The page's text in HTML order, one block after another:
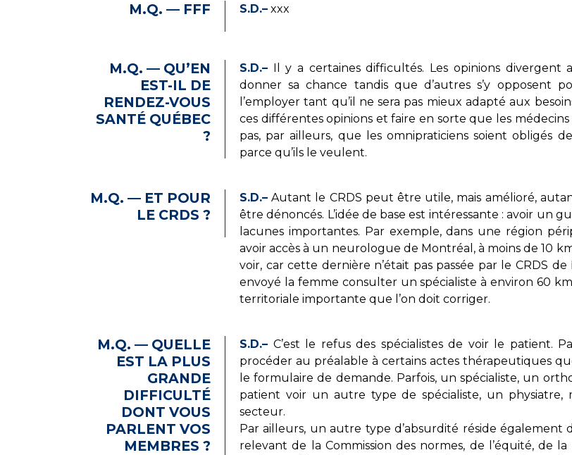
M.Q. — FFF S.D.– xxx
M.Q. — QU’EN
EST-IL DE
RENDEZ-VOUS
SANTÉ QUÉBEC
?
S.D.– Il y a certaines difficultés. Les opinions divergent
donner sa chance tandis que d’autres s’y opposent
l’employer tant qu’il ne sera pas mieux adapté aux
ces différentes opinions et faire en sorte que les
pas, par ailleurs, que les omnipraticiens soient obligés
parce qu’ils le veulent.
M.Q. — ET POUR
LE CRDS ?
S.D.– Autant le CRDS peut être utile, mais amélioré,
être dénoncés. L’idée de base est intéressante : avoir un
lacunes importantes. Par exemple, dans une région
avoir accès à un neurologue de Montréal, à moins de 10
voir, car cette dernière n’était pas passée par le CRDS
envoyé la femme consulter un spécialiste à environ 60
territoriale importante que l’on doit corriger.
M.Q. — QUELLE
EST LA PLUS
GRANDE
DIFFICULTÉ
DONT VOUS
PARLENT VOS
MEMBRES ?
S.D.– C’est le refus des spécialistes de voir le patient.
procéder au préalable à certains actes thérapeutiques
le formulaire de demande. Parfois, un spécialiste, un
patient voir un autre type de spécialiste, un physiatre,
secteur.
Par ailleurs, un autre type d’absurdité réside également
relevant de la Commission des normes, de l’équité, de